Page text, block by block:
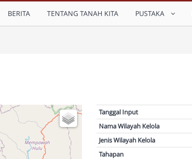
BERITA TENTANG TANAH KITA PUSTAKA
Tanggal Input
Nama Wilayah Kelola
Jenis Wilayah Kelola
Tahapan